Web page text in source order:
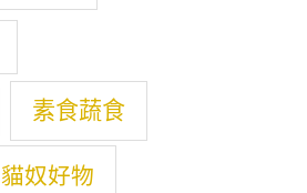
素食蔬食
貓奴好物